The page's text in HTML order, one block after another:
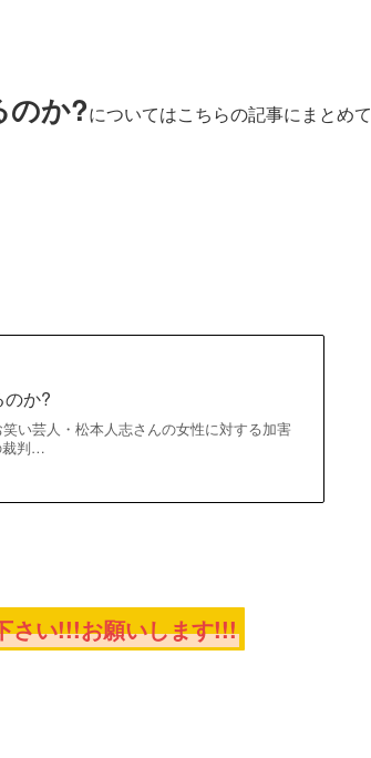
のか?についてはこちらの記事にまとめて
か?
い芸人・松本人志さんの女性に対する加害
裁判…
さい!!!お願いします!!!